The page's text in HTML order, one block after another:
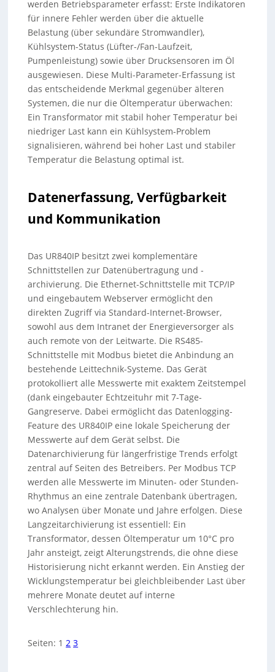
werden Betriebsparameter erfasst: Erste Indikatoren
für innere Fehler werden über die aktuelle
Belastung (über sekundäre Stromwandler),
Kühlsystem-Status (Lüfter-/Fan-Laufzeit,
Pumpenleistung) sowie über Drucksensoren im Öl
ausgewiesen. Diese Multi-Parameter-Erfassung ist
das entscheidende Merkmal gegenüber älteren
Systemen, die nur die Öltemperatur überwachen:
Ein Transformator mit stabil hoher Temperatur bei
niedriger Last kann ein Kühlsystem-Problem
signalisieren, während bei hoher Last und stabiler
Temperatur die Belastung optimal ist.
Datenerfassung, Verfügbarkeit
und Kommunikation
Das UR840IP besitzt zwei komplementäre
Schnittstellen zur Datenübertragung und -
archivierung. Die Ethernet-Schnittstelle mit TCP/IP
und eingebautem Webserver ermöglicht den
direkten Zugriff via Standard-Internet-Browser,
sowohl aus dem Intranet der Energieversorger als
auch remote von der Leitwarte. Die RS485-
Schnittstelle mit Modbus bietet die Anbindung an
bestehende Leittechnik-Systeme. Das Gerät
protokolliert alle Messwerte mit exaktem Zeitstempel
(dank eingebauter Echtzeituhr mit 7-Tage-
Gangreserve. Dabei ermöglicht das Datenlogging-
Feature des UR840IP eine lokale Speicherung der
Messwerte auf dem Gerät selbst. Die
Datenarchivierung für längerfristige Trends erfolgt
zentral auf Seiten des Betreibers. Per Modbus TCP
werden alle Messwerte im Minuten- oder Stunden-
Rhythmus an eine zentrale Datenbank übertragen,
wo Analysen über Monate und Jahre erfolgen. Diese
Langzeitarchivierung ist essentiell: Ein
Transformator, dessen Öltemperatur um 10°C pro
Jahr ansteigt, zeigt Alterungstrends, die ohne diese
Historisierung nicht erkannt werden. Ein Anstieg der
Wicklungstemperatur bei gleichbleibender Last über
mehrere Monate deutet auf interne
Verschlechterung hin.
Seiten: 1 2 3